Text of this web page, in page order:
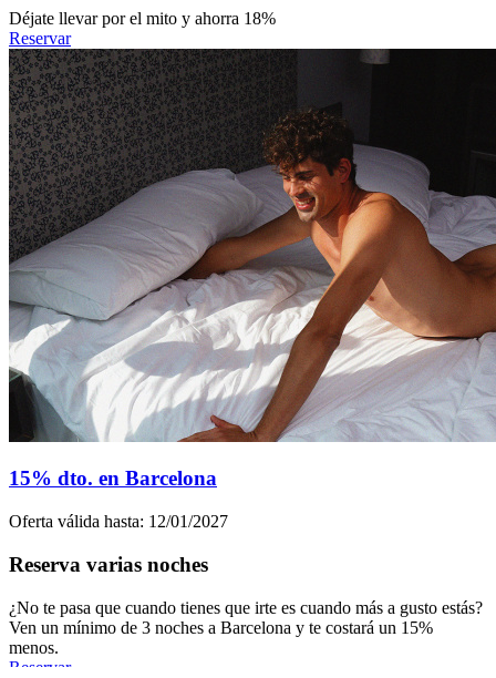
Déjate llevar por el mito y ahorra 18%
Reservar
15% dto. en Barcelona
Oferta válida hasta: 12/01/2027
Reserva varias noches
¿No te pasa que cuando tienes que irte es cuando más a gusto estás?
Ven un mínimo de 3 noches a Barcelona y te costará un 15%
menos.
Reservar